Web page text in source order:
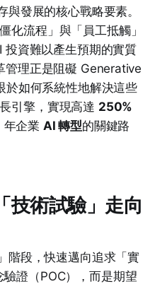
發展的核心戰略要素。
化流程」與「員工抵觸」
投資難以產生預期的實質
管理正是阻礙 Generative
於如何系統性地解決這些
引擎，實現高達 250%
年企業 AI 轉型的關鍵路
術試驗」走向
階段，快速邁向追求「實
證（POC），而是期望